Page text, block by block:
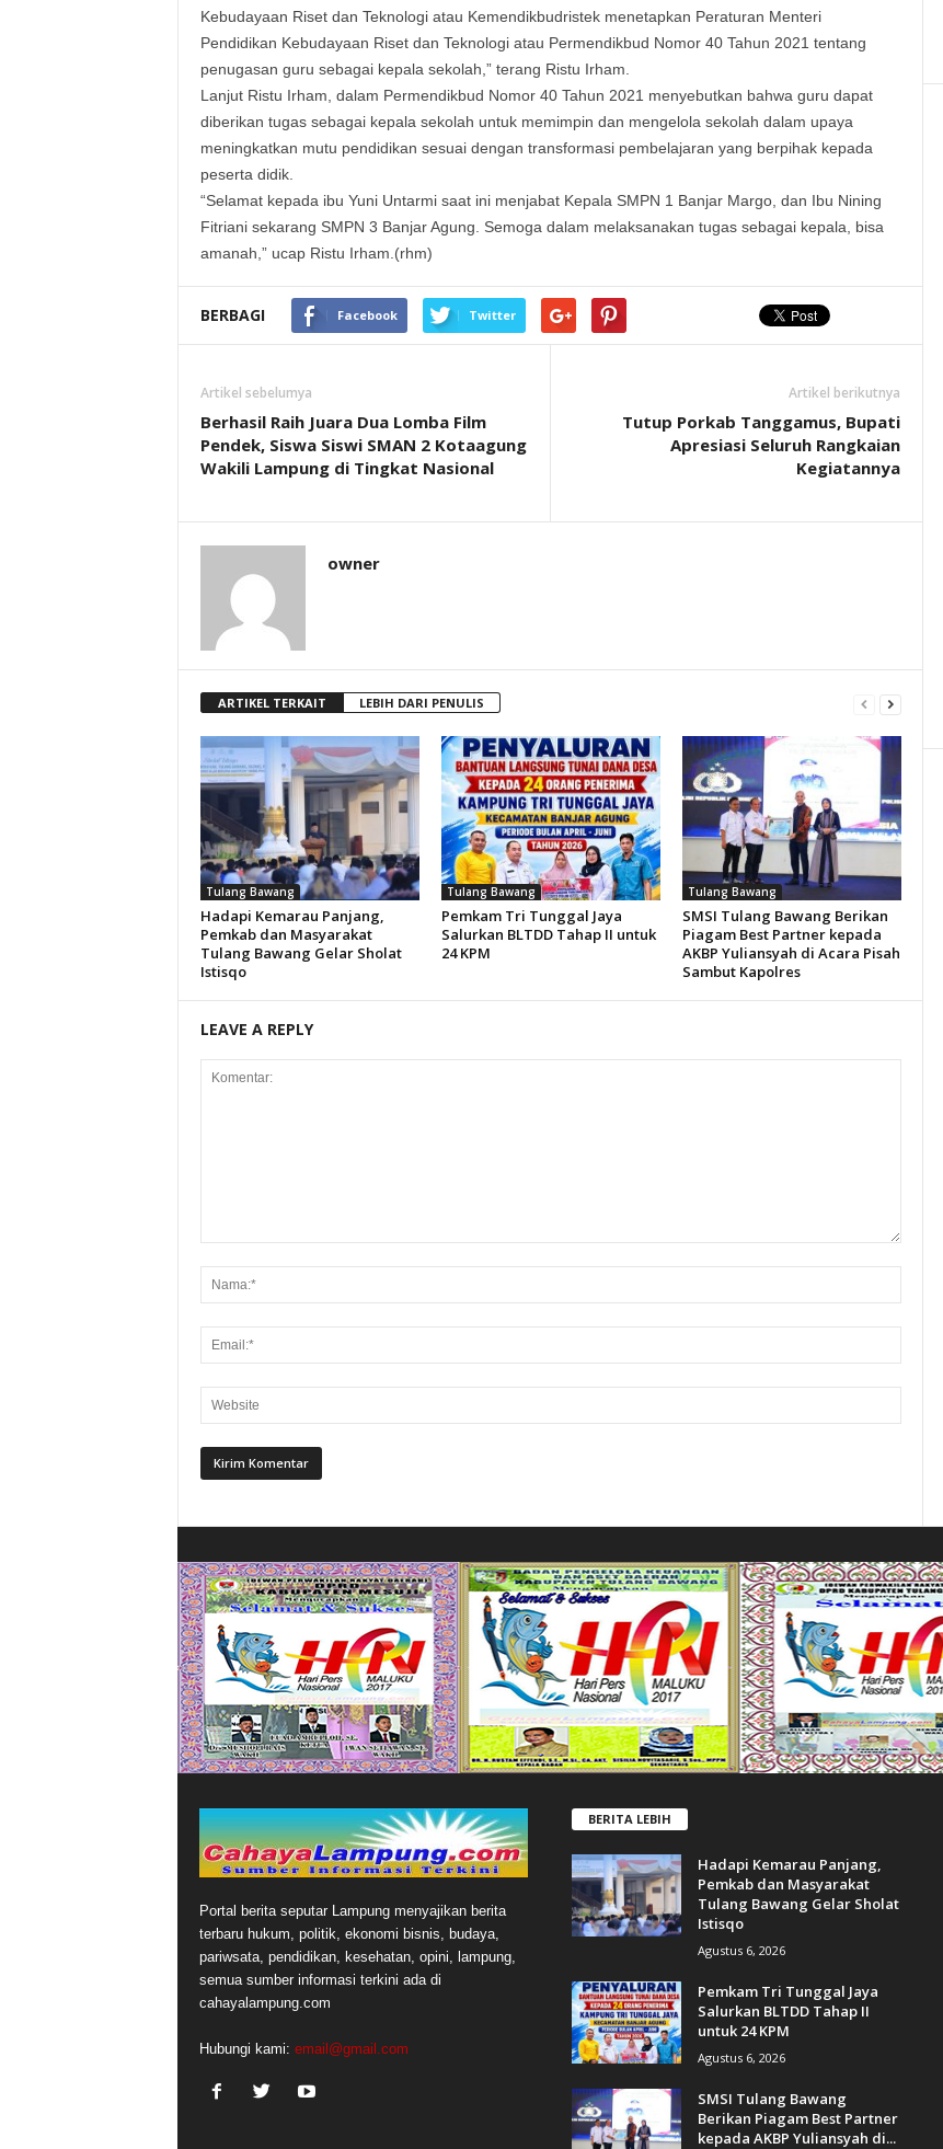
Kebudayaan Riset dan Teknologi atau Kemendikbudristek menetapkan Peraturan Menteri
Pendidikan Kebudayaan Riset dan Teknologi atau Permendikbud Nomor 40 Tahun 2021 tentang
penugasan guru sebagai kepala sekolah,” terang Ristu Irham.
Lanjut Ristu Irham, dalam Permendikbud Nomor 40 Tahun 2021 menyebutkan bahwa guru dapat
diberikan tugas sebagai kepala sekolah untuk memimpin dan mengelola sekolah dalam upaya
meningkatkan mutu pendidikan sesuai dengan transformasi pembelajaran yang berpihak kepada
peserta didik.
“Selamat kepada ibu Yuni Untarmi saat ini menjabat Kepala SMPN 1 Banjar Margo, dan Ibu Nining
Fitriani sekarang SMPN 3 Banjar Agung. Semoga dalam melaksanakan tugas sebagai kepala, bisa
amanah,” ucap Ristu Irham.(rhm)
BERBAGI Facebook Twitter
Artikel sebelumya
Berhasil Raih Juara Dua Lomba Film
Pendek, Siswa Siswi SMAN 2 Kotaagung
Wakili Lampung di Tingkat Nasional
Artikel berikutnya
Tutup Porkab Tanggamus, Bupati
Apresiasi Seluruh Rangkaian
Kegiatannya
owner
ARTIKEL TERKAIT LEBIH DARI PENULIS
Tulang Bawang
Hadapi Kemarau Panjang,
Pemkab dan Masyarakat
Tulang Bawang Gelar Sholat
Istisqo
Tulang Bawang
Pemkam Tri Tunggal Jaya
Salurkan BLTDD Tahap II untuk
24 KPM
Tulang Bawang
SMSI Tulang Bawang Berikan
Piagam Best Partner kepada
AKBP Yuliansyah di Acara Pisah
Sambut Kapolres
LEAVE A REPLY
Portal berita seputar Lampung menyajikan berita
terbaru hukum, politik, ekonomi bisnis, budaya,
pariwsata, pendidikan, kesehatan, opini, lampung,
semua sumber informasi terkini ada di
cahayalampung.com
Hubungi kami: email@gmail.com
BERITA LEBIH
Hadapi Kemarau Panjang,
Pemkab dan Masyarakat
Tulang Bawang Gelar Sholat
Istisqo
Agustus 6, 2026
Pemkam Tri Tunggal Jaya
Salurkan BLTDD Tahap II
untuk 24 KPM
Agustus 6, 2026
SMSI Tulang Bawang
Berikan Piagam Best Partner
kepada AKBP Yuliansyah di...